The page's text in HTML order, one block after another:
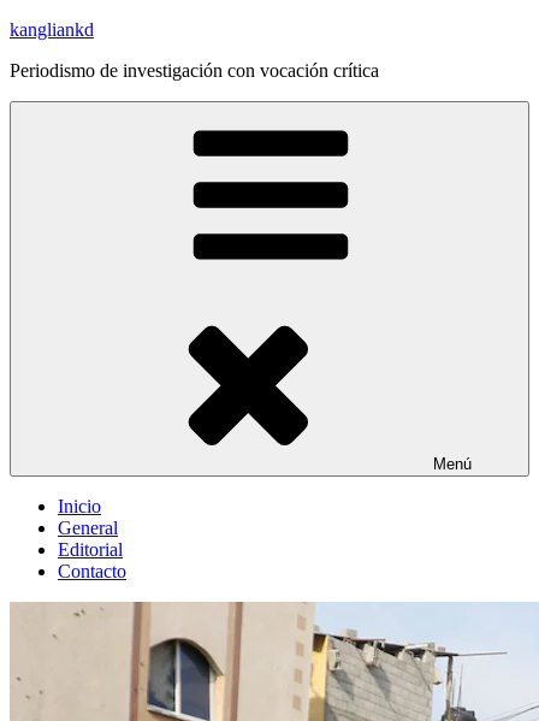
Saltar
contenido
kangliankd
Periodismo de investigación con vocación crítica
Menú
Inicio
General
Editorial
Contacto